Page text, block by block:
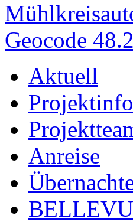
Geocode
Aktuell
Projektinfo
Anreise